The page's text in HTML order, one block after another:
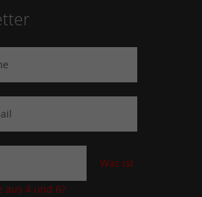
Was ist
aus 4 und 6?